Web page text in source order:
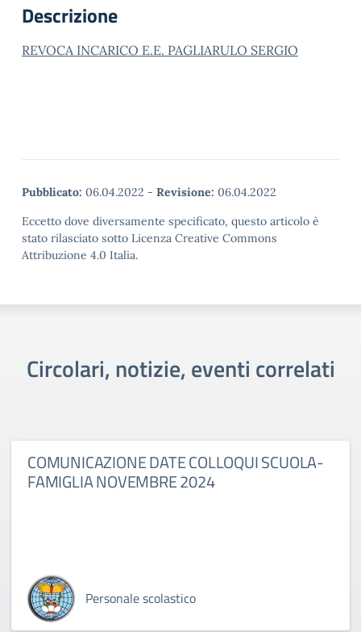
Descrizione
REVOCA INCARICO E.E. PAGLIARULO SERGIO
Pubblicato: 06.04.2022 - Revisione: 06.04.2022
Eccetto dove diversamente specificato, questo articolo è
stato rilasciato sotto Licenza Creative Commons
Attribuzione 4.0 Italia.
Circolari, notizie, eventi correlati
COMUNICAZIONE DATE COLLOQUI SCUOLA-
FAMIGLIA NOVEMBRE 2024
Personale scolastico